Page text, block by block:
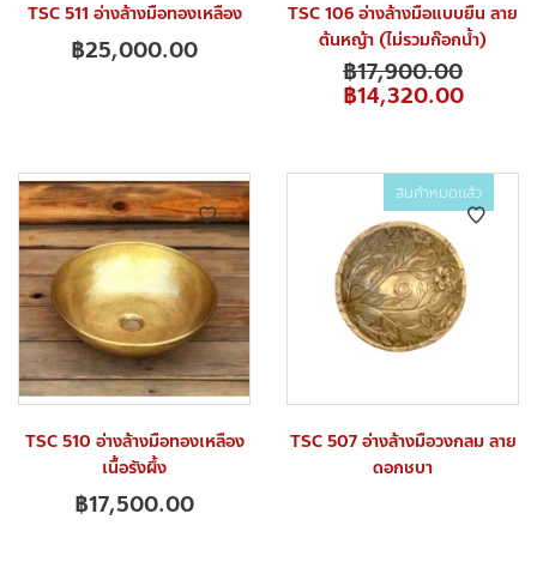
TSC 511 อ่างล้างมือทองเหลือง
฿25,000.00
TSC 106 อ่างล้างมือแบบยืน ลาย
ต้นหญ้า (ไม่รวมก๊อกน้ำ)
฿17,900.00
฿14,320.00
TSC 510 อ่างล้างมือทองเหลือง
เนื้อรังผึ้ง
฿17,500.00
สินค้าหมดแล้ว
TSC 507 อ่างล้างมือวงกลม ลาย
ดอกชบา